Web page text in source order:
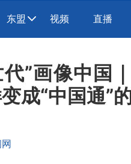
东盟  视频 直播
代”画像中国
成“中国通”